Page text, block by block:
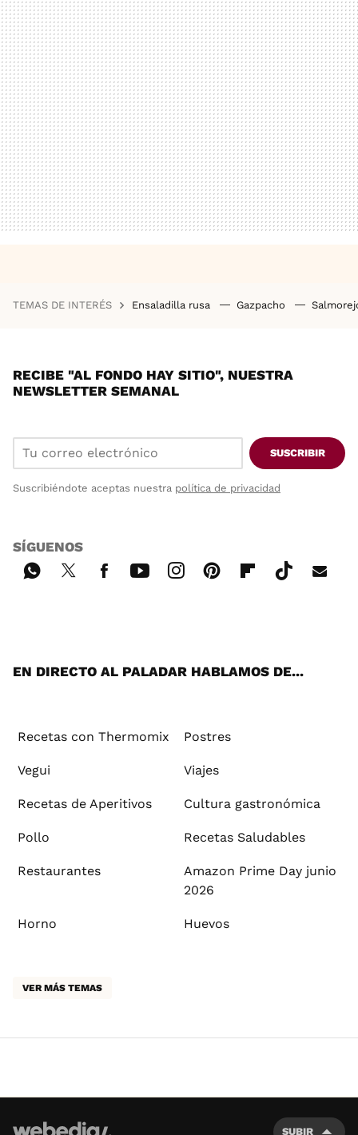
TEMAS DE INTERÉS Ensaladilla rusa Gazpacho
RECIBE "AL FONDO HAY SITIO", NUESTRA
NEWSLETTER SEMANAL
SUSCRIBIR
Suscribiéndote aceptas nuestra política de privacidad
SÍGUENOS
EN DIRECTO AL PALADAR HABLAMOS DE...
Recetas con Thermomix Postres
Vegui Viajes
Recetas de Aperitivos Cultura gastronómica
Pollo Recetas Saludables
Restaurantes
Amazon Prime Day junio
2026
Horno Huevos
VER MÁS TEMAS
SUBIR